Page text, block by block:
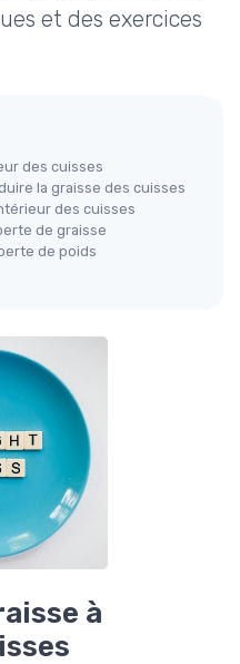
et des exercices
des cuisses
la graisse des cuisses
des cuisses
de graisse
de poids
à